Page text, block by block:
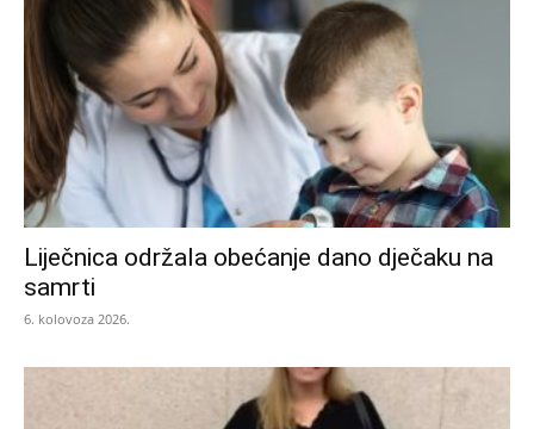
Liječnica održala obećanje dano dječaku na
samrti
6. kolovoza 2026.